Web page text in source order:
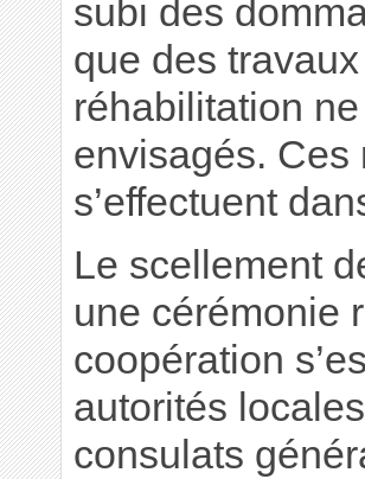
subi des
que des
réhabilitation
envisagés. Ces
s’effectuent
Le scellement
une cérémonie
coopération
autorités
consulats